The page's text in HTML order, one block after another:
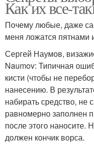
Как их все-
Почему любые, даже
меня ложатся пятнами
Сергей Наумов,
Naumov: Типичная
кисти (чтобы не
нанесению. В
набирать средство, не
равномерно заполнен
после этого наносите.
должен кончик ворса.